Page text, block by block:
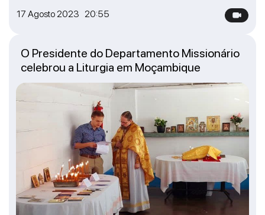
17 Agosto 2023 20:55
O Presidente do Departamento Missionário
celebrou a Liturgia em Moçambique